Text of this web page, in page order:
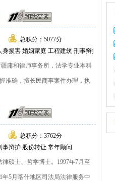
总积分：5077分
损害 婚姻家庭 工程建筑 刑事辩护 常年顾
庸和律师事务所，法学专业本科
准确，擅长民商事案件办理，执
总积分：3762分
辩护 股份转让 常年顾问
硕士、哲学博士。1997年7月至
年5月喀什地区司法局法律服务中